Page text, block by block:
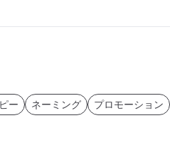
ー ネーミング プロモーション